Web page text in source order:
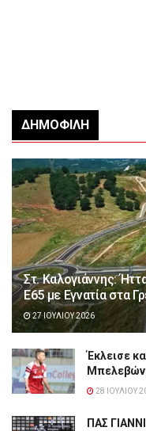
ΔΗΜΟΦΙΛΉ
Στ. Καλογιάννης:
Ε65 με Εγνατία στα
27 ΙΟΥΛΊΟΥ 2026
Έκλεισε
28 ΙΟΥΛΊΟΥ
ΠΑΣ